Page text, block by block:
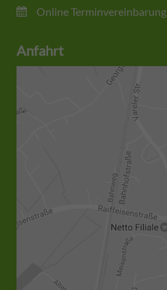
Online Terminvereinbarung
Anfahrt